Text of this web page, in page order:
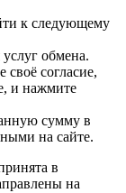
к следующему
обмена.
согласие,
и нажмите
сумму в
на сайте.
в
на